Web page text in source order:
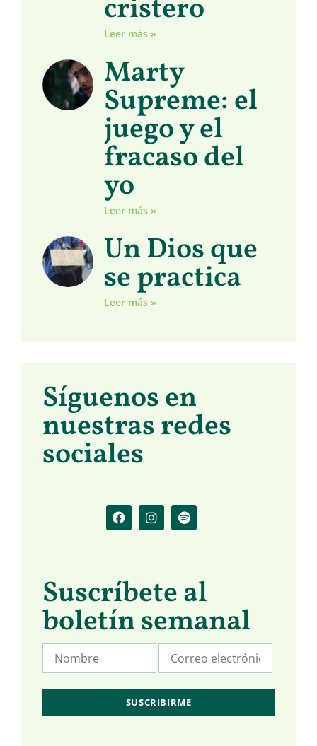
cristero
Leer más »
Marty
Supreme: el
juego y el
fracaso del
yo
Leer más »
Un Dios que
se practica
Leer más »
Síguenos en
nuestras redes
sociales
Suscríbete al
boletín semanal